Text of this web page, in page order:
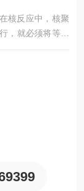
核反应中，核聚
，就必须将等离
子体稳定的重要